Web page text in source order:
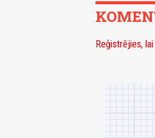
Reģistrējies,